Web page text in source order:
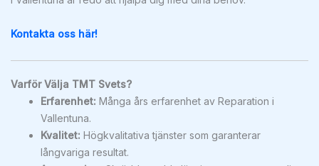
Kontakta oss här!
Varför Välja TMT Svets?
Erfarenhet: Många års erfarenhet av Reparation i
Vallentuna.
Kvalitet: Högkvalitativa tjänster som garanterar
långvariga resultat.